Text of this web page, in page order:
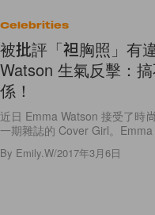
Celebrities
被批評「袒胸照」有
Watson 生氣反擊：
係！
近日 Emma Watson 接受了時
一期雜誌的 Cover Girl。Emma
By Emily.W/2017年3月6日